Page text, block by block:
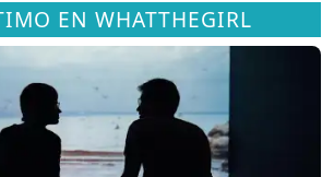
EN WHATTHEGIRL